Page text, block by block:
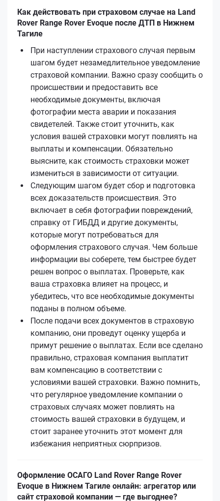
Как действовать при страховом случае на Land
Rover Range Rover Evoque после ДТП в Нижнем
Тагиле
При наступлении страхового случая первым
шагом будет незамедлительное уведомление
страховой компании. Важно сразу сообщить о
происшествии и предоставить все
необходимые документы, включая
фотографии места аварии и показания
свидетелей. Также стоит уточнить, как
условия вашей страховки могут повлиять на
выплаты и компенсации. Обязательно
выясните, как стоимость страховки может
измениться в зависимости от ситуации.
Следующим шагом будет сбор и подготовка
всех доказательств происшествия. Это
включает в себя фотографии повреждений,
справку от ГИБДД и другие документы,
которые могут потребоваться для
оформления страхового случая. Чем больше
информации вы соберете, тем быстрее будет
решен вопрос о выплатах. Проверьте, как
ваша страховка влияет на процесс, и
убедитесь, что все необходимые документы
поданы в полном объеме.
После подачи всех документов в страховую
компанию, они проведут оценку ущерба и
примут решение о выплатах. Если все сделано
правильно, страховая компания выплатит
вам компенсацию в соответствии с
условиями вашей страховки. Важно помнить,
что регулярное уведомление компании о
страховых случаях может повлиять на
стоимость вашей страховки в будущем, и
стоит заранее уточнить этот момент для
избежания неприятных сюрпризов.
Оформление ОСАГО Land Rover Range Rover
Evoque в Нижнем Тагиле онлайн: агрегатор или
сайт страховой компании — где выгоднее?